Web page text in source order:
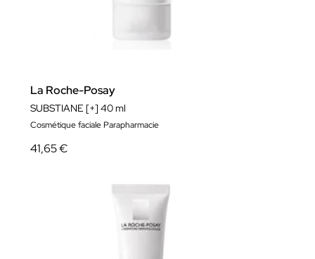
La Roche-Posay
SUBSTIANE [+] 40 ml
Cosmétique faciale Parapharmacie
41,65 €